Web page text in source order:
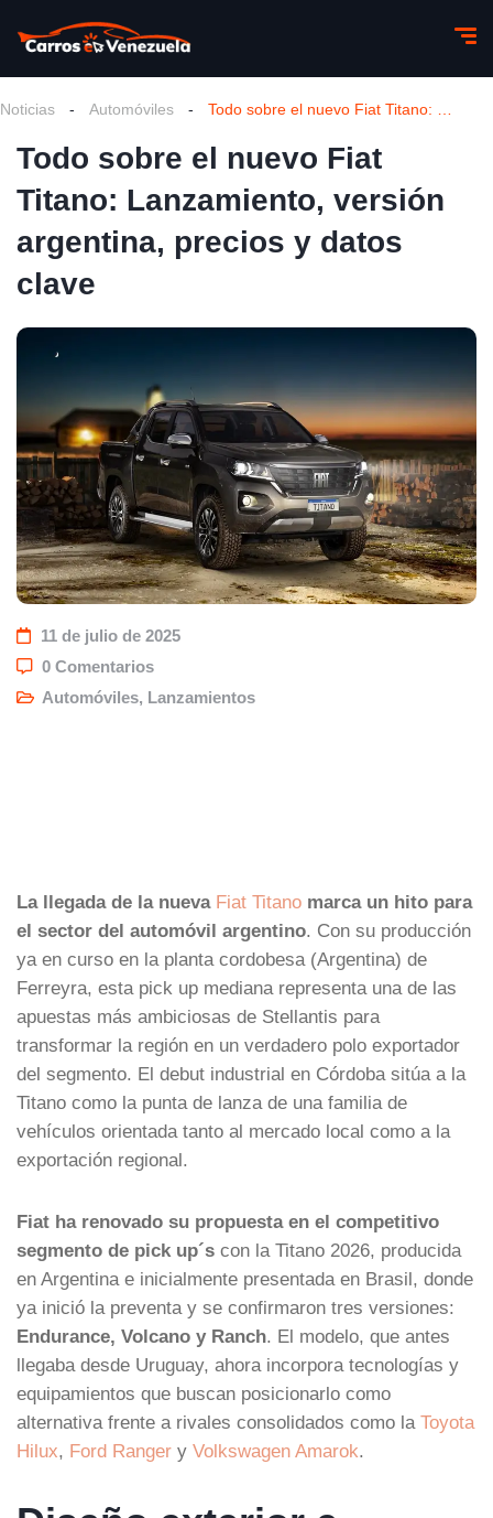
Noticias - Automóviles -
Todo sobre el nuevo Fiat
Titano: Lanzamiento, versión
argentina, precios y datos
clave
11 de julio de 2025
0 Comentarios
Automóviles, Lanzamientos
La llegada de la nueva Fiat Titano marca un hito para
el sector del automóvil argentino. Con su producción
ya en curso en la planta cordobesa (Argentina) de
Ferreyra, esta pick up mediana representa una de las
apuestas más ambiciosas de Stellantis para
transformar la región en un verdadero polo exportador
del segmento. El debut industrial en Córdoba sitúa a la
Titano como la punta de lanza de una familia de
vehículos orientada tanto al mercado local como a la
exportación regional.
Fiat ha renovado su propuesta en el competitivo
segmento de pick up´s con la Titano 2026, producida
en Argentina e inicialmente presentada en Brasil, donde
ya inició la preventa y se confirmaron tres versiones:
Endurance, Volcano y Ranch. El modelo, que antes
llegaba desde Uruguay, ahora incorpora tecnologías y
equipamientos que buscan posicionarlo como
alternativa frente a rivales consolidados como la Toyota
Hilux, Ford Ranger y Volkswagen Amarok.